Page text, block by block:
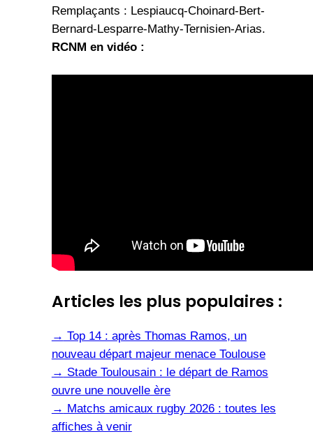
Remplaçants : Lespiaucq-Choinard-Bert-
Bernard-Lesparre-Mathy-Ternisien-Arias.
RCNM en vidéo :
Articles les plus populaires :
→ Top 14 : après Thomas Ramos, un
nouveau départ majeur menace Toulouse
→ Stade Toulousain : le départ de Ramos
ouvre une nouvelle ère
→ Matchs amicaux rugby 2026 : toutes les
affiches à venir